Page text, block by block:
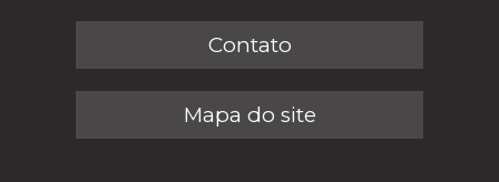
Contato
Mapa do site